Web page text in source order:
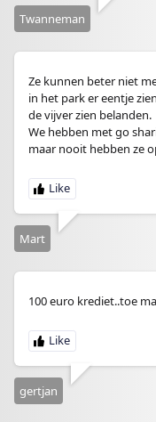
Twanneman
Ze kunnen beter niet
in het park er eentje
de vijver zien belanden.
We hebben met go
maar nooit hebben ze
Mart
100 euro krediet..toe
gertjan